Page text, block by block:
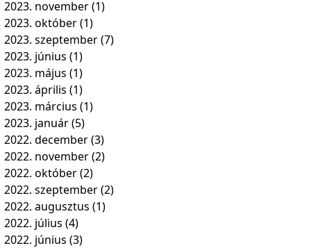
2023. november(1)
2023. október(1)
2023. szeptember(7)
2023. június (1)
2023. május (1)
2023. április (1)
2023. március (1)
2023. január(5)
2022. december(3)
2022. november(2)
2022. október(2)
2022. szeptember(2)
2022. augusztus (1)
2022. július (4)
2022. június (3)